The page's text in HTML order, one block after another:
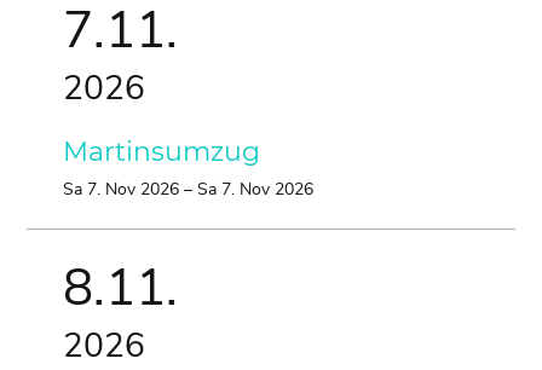
7.11.
2026
Martinsumzug
Sa 7. Nov 2026 – Sa 7. Nov 2026
8.11.
2026